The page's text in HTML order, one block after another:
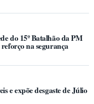
do 15º Batalhão da PM
na segurança
e expõe desgaste de Júlio